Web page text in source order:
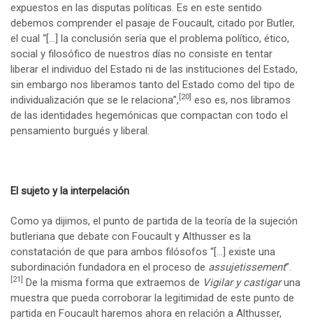
expuestos en las disputas políticas. Es en este sentido
debemos comprender el pasaje de Foucault, citado por Butler,
el cual “[…] la conclusión sería que el problema político, ético,
social y filosófico de nuestros días no consiste en tentar
liberar el individuo del Estado ni de las instituciones del Estado,
sin embargo nos liberamos tanto del Estado como del tipo de
individualización que se le relaciona”, [20] eso es, nos libramos
de las identidades hegemónicas que compactan con todo el
pensamiento burgués y liberal.
El sujeto y la interpelación
Como ya dijimos, el punto de partida de la teoría de la sujeción
butleriana que debate con Foucault y Althusser es la
constatación de que para ambos filósofos “[…] existe una
subordinación fundadora en el proceso de assujetissement”.
[21] De la misma forma que extraemos de Vigilar y castigaruna
muestra que pueda corroborar la legitimidad de este punto de
partida en Foucault haremos ahora en relación a Althusser,